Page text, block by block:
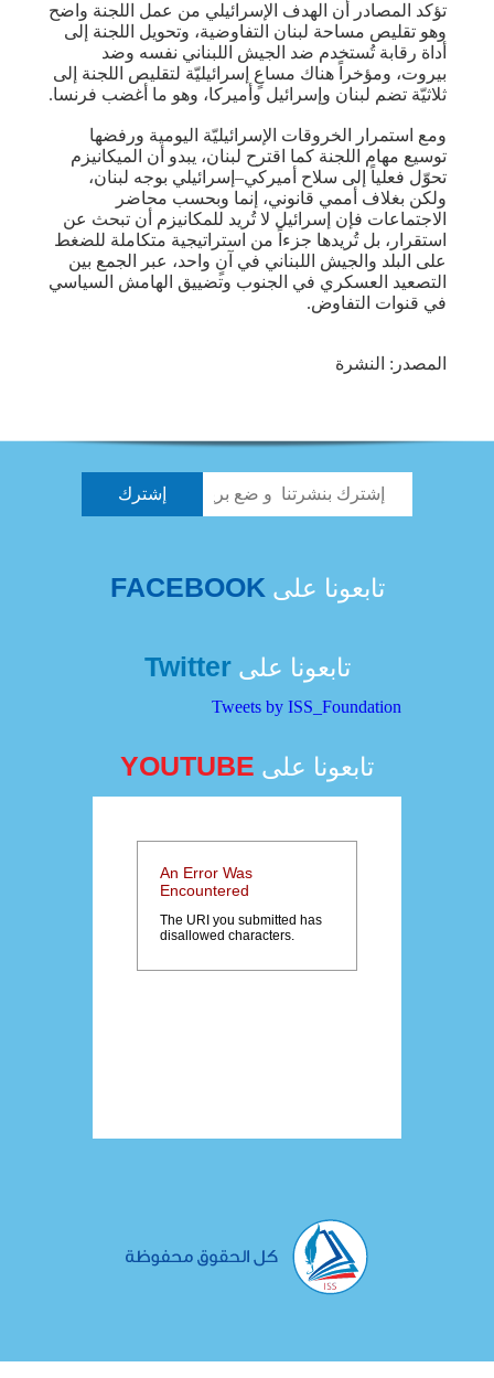
تؤكد المصادر أن الهدف الإسرائيلي من عمل اللجنة واضح
وهو تقليص مساحة لبنان التفاوضية، وتحويل اللجنة إلى
أداة رقابة تُستخدم ضد الجيش اللبناني نفسه وضد
بيروت، ومؤخراً هناك مساعٍ إسرائيليّة لتقليص اللجنة إلى
ثلاثيّة تضم لبنان وإسرائيل وأميركا، وهو ما أغضب فرنسا.
ومع استمرار الخروقات الإسرائيليّة اليومية ورفضها
توسيع مهام اللجنة كما اقترح لبنان، يبدو أن الميكانيزم
تحوّل فعلياً إلى سلاح أميركي–إسرائيلي بوجه لبنان،
ولكن بغلاف أممي قانوني، إنما وبحسب محاضر
الاجتماعات فإن إسرائيل لا تُريد للمكانيزم أن تبحث عن
استقرار، بل تُريدها جزءاً من استراتيجية متكاملة للضغط
على البلد والجيش اللبناني في آنٍ واحد، عبر الجمع بين
التصعيد العسكري في الجنوب وتضييق الهامش السياسي
في قنوات التفاوض.
المصدر: النشرة
تابعونا على FACEBOOK
تابعونا علىTwitter
Tweets by ISS_Foundation
تابعونا على YOUTUBE